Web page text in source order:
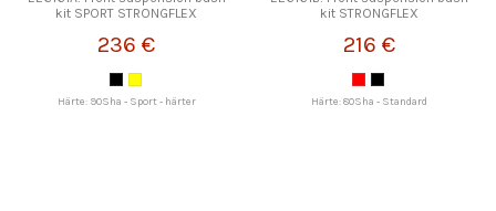
kit SPORT STRONGFLEX
236 €
Härte: 90Sha - Sport - härter
kit STRONGFLEX
216 €
Härte: 80Sha - Standard